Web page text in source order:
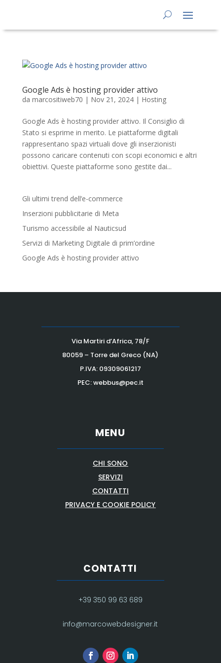
Google Ads è hosting provider attivo
da marcositiweb70 | Nov 21, 2024| Hosting
Google Ads è hosting provider attivo. Il Consiglio di
Stato si esprime in merito. Le piattaforme digitali
rappresentano spazi virtuali dove gli inserzionisti
possono caricare contenuti con scopi economici e altri
obiettivi. Queste piattaforme sono gestite dai...
Gli ultimi trend dell’e-commerce
Inserzioni pubblicitarie di Meta
Turismo accessibile al Nauticsud
Servizi di Marketing Digitale di prim’ordine
Google Ads è hosting provider attivo
Via Martiri d’Africa, 78/F
80059 – Torre del Greco (NA)
P.IVA: 09309061217
PEC: webbus@pec.it
MENU
CHI SONO
SERVIZI
CONTATTI
PRIVACY E COOKIE POLICY
CONTATTI
+39 350 99 63 689
info@marcowebdesigner.it